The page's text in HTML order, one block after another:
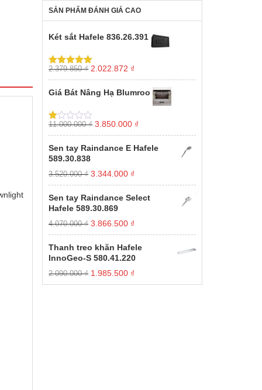
SẢN PHẨM ĐÁNH GIÁ CAO
Két sắt Hafele 836.26.391
Được xếp
hạng5.005
sao
2.379.850₫ Giá
gốc
2.379.850 ₫.
2.022.872 ₫
hiện
Giá Bát Nâng Hạ Blumroo
Được
xếp
hạng
1.00
5
11.000.000₫ Giá
gốc
là:
3.850.000 ₫
hiện
tại
Sen tay Raindance E Hafele
589.30.838
3.520.000₫ Giá
gốc
là:
3.520.000 ₫.
3.344.000 ₫
hiện
tại
Sen tay Raindance Select
Hafele 589.30.869
4.070.000₫ Giá
gốc
là:
4.070.000 ₫.
3.866.500 ₫
hiện
tại
là:
Thanh treo khăn Hafele
InnoGeo-S 580.41.220
2.090.000₫ Giá
gốc
1.985.500 ₫
hiện